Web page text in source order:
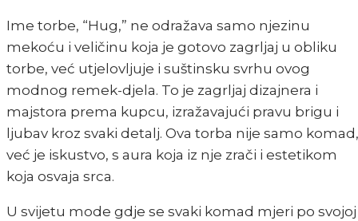
Ime torbe, “Hug,” ne odražava samo njezinu
mekoću i veličinu koja je gotovo zagrljaj u obliku
torbe, već utjelovljuje i suštinsku svrhu ovog
modnog remek-djela. To je zagrljaj dizajnera i
majstora prema kupcu, izražavajući pravu brigu i
ljubav kroz svaki detalj. Ova torba nije samo komad,
već je iskustvo, s aura koja iz nje zrači i estetikom
koja osvaja srca.
U svijetu mode gdje se svaki komad mjeri po svojoj